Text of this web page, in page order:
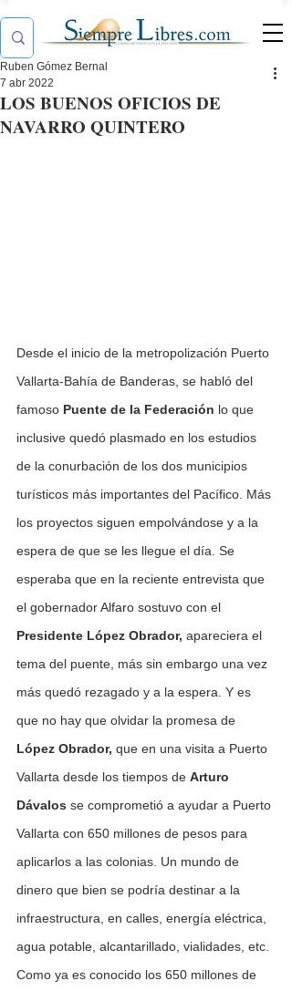
LOS BUENOS OFICIOS DE
NAVARRO QUINTERO
Ruben Gómez Bernal
7 abr 2022
Desde el inicio de la metropolización Puerto
Vallarta-Bahía de Banderas, se habló del
famoso Puente de la Federación lo que
inclusive quedó plasmado en los estudios
de la conurbación de los dos municipios
turísticos más importantes del Pacífico. Más
los proyectos siguen empolvándose y a la
espera de que se les llegue el día. Se
esperaba que en la reciente entrevista que
el gobernador Alfaro sostuvo con el
Presidente López Obrador, apareciera el
tema del puente, más sin embargo una vez
más quedó rezagado y a la espera. Y es
que no hay que olvidar la promesa de
López Obrador, que en una visita a Puerto
Vallarta desde los tiempos de Arturo
Dávalos se comprometió a ayudar a Puerto
Vallarta con 650 millones de pesos para
aplicarlos a las colonias. Un mundo de
dinero que bien se podría destinar a la
infraestructura, en calles, energía eléctrica,
agua potable, alcantarillado, vialidades, etc.
Como ya es conocido los 650 millones de